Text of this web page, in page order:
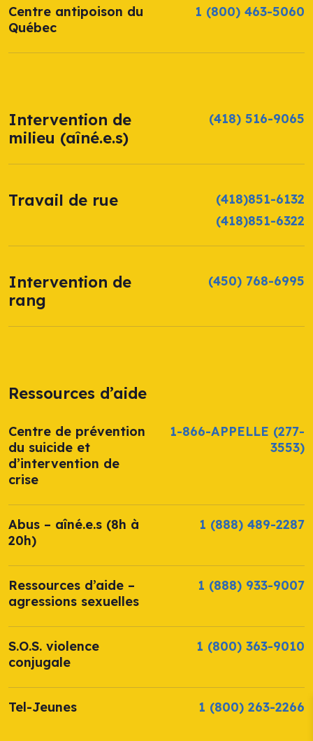
Centre antipoison du
Québec
1 (800) 463-5060
Intervention de
milieu (aîné.e.s)
(418) 516-9065
Travail de rue
(418)851-6132
(418)851-6322
Intervention de
rang
(450) 768-6995
Ressources d’aide
Centre de prévention
du suicide et
d’intervention de
crise
1-866-APPELLE (277-
3553)
Abus – aîné.e.s (8h à
20h)
1 (888) 489-2287
Ressources d’aide –
agressions sexuelles
1 (888) 933-9007
S.O.S. violence
conjugale
1 (800) 363-9010
Tel-Jeunes 1 (800) 263-2266